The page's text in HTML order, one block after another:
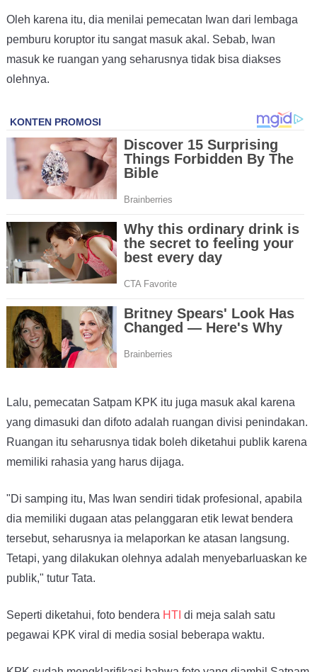
Oleh karena itu, dia menilai pemecatan Iwan dari lembaga
pemburu koruptor itu sangat masuk akal. Sebab, Iwan
masuk ke ruangan yang seharusnya tidak bisa diakses
olehnya.
Lalu, pemecatan Satpam KPK itu juga masuk akal karena
yang dimasuki dan difoto adalah ruangan divisi penindakan.
Ruangan itu seharusnya tidak boleh diketahui publik karena
memiliki rahasia yang harus dijaga.
"Di samping itu, Mas Iwan sendiri tidak profesional, apabila
dia memiliki dugaan atas pelanggaran etik lewat bendera
tersebut, seharusnya ia melaporkan ke atasan langsung.
Tetapi, yang dilakukan olehnya adalah menyebarluaskan ke
publik," tutur Tata.
Seperti diketahui, foto bendera HTI di meja salah satu
pegawai KPK viral di media sosial beberapa waktu.